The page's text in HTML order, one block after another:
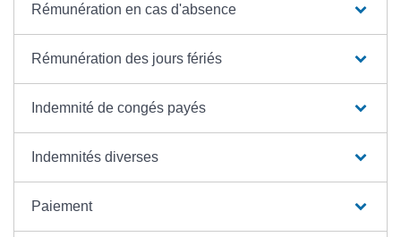
Rémunération en cas d'absence
Rémunération des jours fériés
Indemnité de congés payés
Indemnités diverses
Paiement